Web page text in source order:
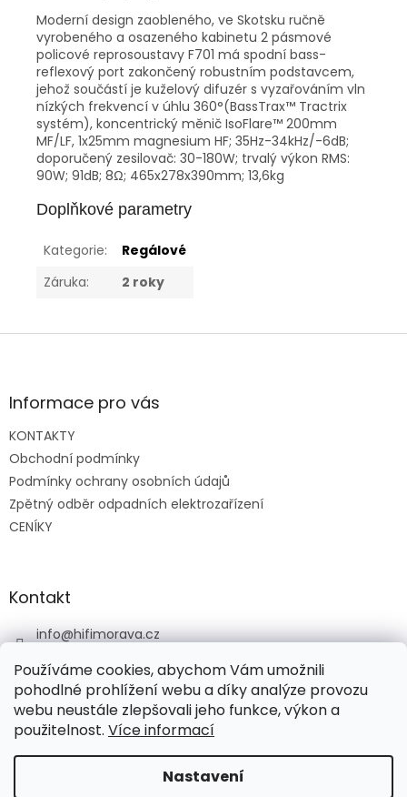
Používáme cookies, abychom Vám umožnili
pohodlné prohlížení webu a díky analýze provozu
webu neustále zlepšovali jeho funkce, výkon a
použitelnost. Více informací
Nastavení
Moderní design zaobleného, ve Skotsku ručně
vyrobeného a osazeného kabinetu 2 pásmové
policové reprosoustavy F701 má spodní bass-
reflexový port zakončený robustním podstavcem,
jehož součástí je kuželový difuzér s vyzařováním vln
nízkých frekvencí v úhlu 360°(BassTrax™ Tractrix
systém), koncentrický měnič IsoFlare™ 200mm
MF/LF, 1x25mm magnesium HF; 35Hz-34kHz/-6dB;
doporučený zesilovač: 30-180W; trvalý výkon RMS:
90W; 91dB; 8Ω; 465x278x390mm; 13,6kg
Doplňkové parametry
Kategorie:
Regálové
Záruka: 2 roky
Z
aInformace pro vás
KONTAKTY
Obchodní podmínky
Podmínky ochrany osobních údajů
Zpětný odběr odpadních elektrozařízení
CENÍKY
Kontakt
info@hifimorava.cz
+420 722 705 125
+420 774 037 152
HI-FI Morava
Vytvořil Shoptet